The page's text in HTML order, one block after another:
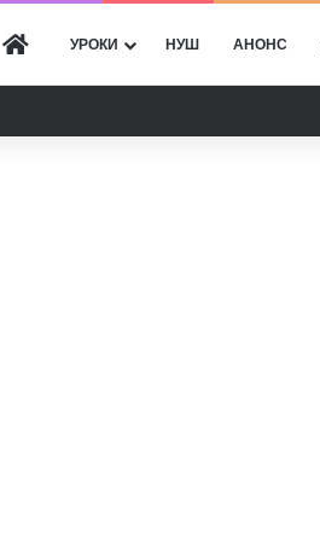
ГОЛОВНА
УРОКИ НУШ АНОНС